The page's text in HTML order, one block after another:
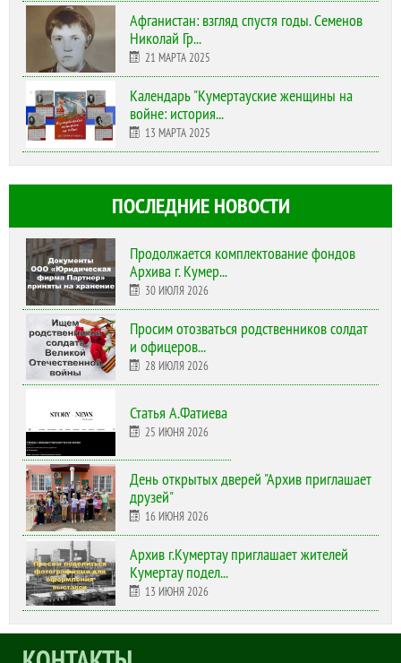
Афганистан: взгляд спустя годы. Семенов
Николай Гр...
21 МАРТА 2025
Календарь "Кумертауские женщины на
войне: история...
13 МАРТА 2025
ПОСЛЕДНИЕ НОВОСТИ
Продолжается комплектование фондов
Архива г. Кумер...
30 ИЮЛЯ 2026
Просим отозваться родственников солдат
и офицеров...
28 ИЮЛЯ 2026
Статья А.Фатиева
25 ИЮНЯ 2026
День открытых дверей "Архив приглашает
друзей"
16 ИЮНЯ 2026
Архив г.Кумертау приглашает жителей
Кумертау подел...
13 ИЮНЯ 2026